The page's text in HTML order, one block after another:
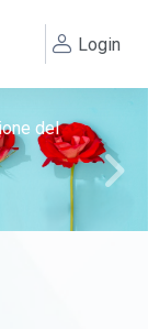
Login
del
Next